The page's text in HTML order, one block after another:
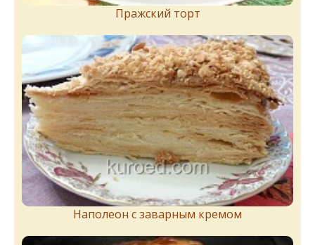
Пражский торт
Наполеон с заварным кремом